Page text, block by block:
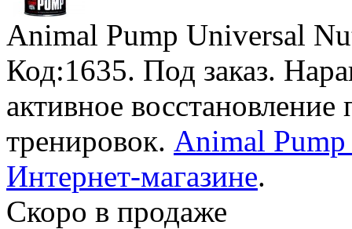
Animal Pump Universal
Код:1635. Под заказ.
активное
тренировок. Animal
Интернет-магазине.
Скоро в продаже